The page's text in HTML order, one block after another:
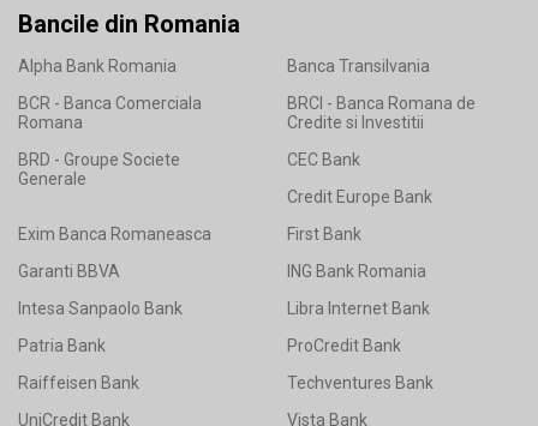
Bancile din Romania
Alpha Bank Romania
Banca Transilvania
BCR - Banca Comerciala
Romana
BRCI - Banca Romana de
Credite si Investitii
BRD - Groupe Societe
Generale
CEC Bank
Credit Europe Bank
Exim Banca Romaneasca
First Bank
Garanti BBVA
ING Bank Romania
Intesa Sanpaolo Bank
Libra Internet Bank
Patria Bank
ProCredit Bank
Raiffeisen Bank
Techventures Bank
UniCredit Bank
Vista Bank